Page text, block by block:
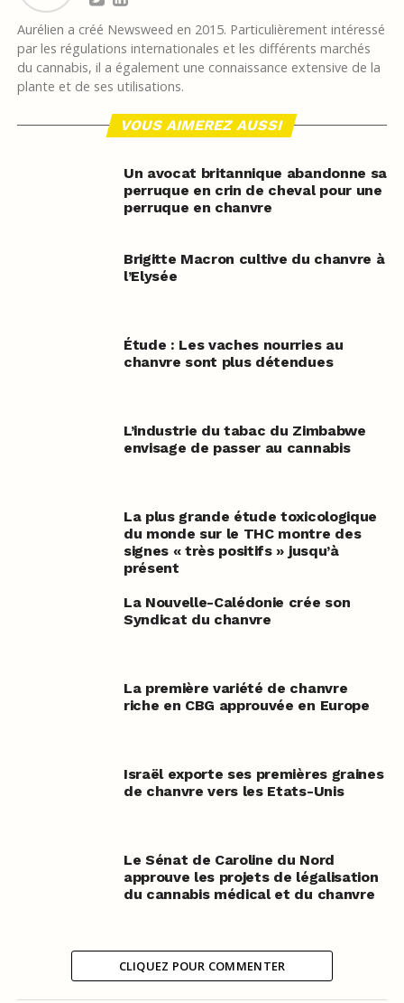
Aurélien a créé Newsweed en 2015. Particulièrement intéressé
par les régulations internationales et les différents marchés
du cannabis, il a également une connaissance extensive de la
plante et de ses utilisations.
VOUS AIMEREZ AUSSI
Un avocat britannique abandonne sa
perruque en crin de cheval pour une
perruque en chanvre
Brigitte Macron cultive du chanvre à
l’Elysée
Étude : Les vaches nourries au
chanvre sont plus détendues
L’industrie du tabac du Zimbabwe
envisage de passer au cannabis
La plus grande étude toxicologique
du monde sur le THC montre des
signes « très positifs » jusqu’à
présent
La Nouvelle-Calédonie crée son
Syndicat du chanvre
La première variété de chanvre
riche en CBG approuvée en Europe
Israël exporte ses premières graines
de chanvre vers les Etats-Unis
Le Sénat de Caroline du Nord
approuve les projets de légalisation
du cannabis médical et du chanvre
CLIQUEZ POUR COMMENTER